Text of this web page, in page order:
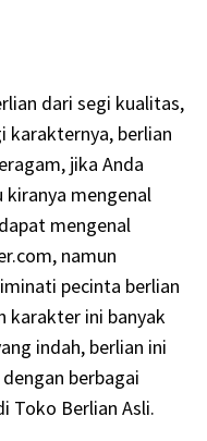
dari segi kualitas,
karakternya, berlian
jika Anda
kiranya mengenal
mengenal
namun
pecinta berlian
karakter ini banyak
indah, berlian ini
berbagai
Toko Berlian Asli.